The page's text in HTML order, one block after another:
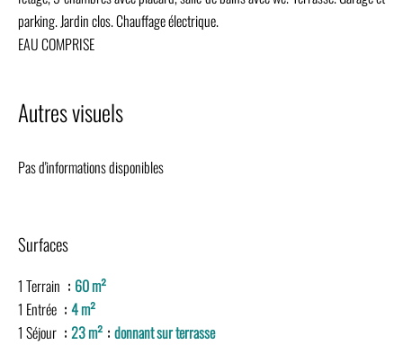
parking. Jardin clos. Chauffage électrique.
EAU COMPRISE
Autres visuels
Pas d'informations disponibles
Surfaces
1 Terrain
60 m²
1 Entrée
4 m²
1 Séjour
23 m² donnant sur terrasse